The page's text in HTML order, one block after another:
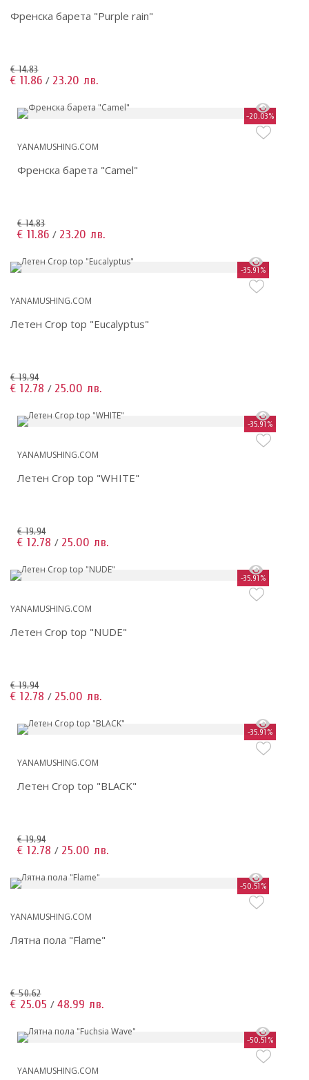
Френска барета "Purple rain"
€ 14.83
€ 11.86 / 23.20 лв.
-20.03%
YANAMUSHING.COM
Френска барета "Camel"
€ 14.83
€ 11.86 / 23.20 лв.
-35.91%
YANAMUSHING.COM
Летен Crop top "Eucalyptus"
€ 19.94
€ 12.78 / 25.00 лв.
-35.91%
YANAMUSHING.COM
Летен Crop top "WHITE"
€ 19.94
€ 12.78 / 25.00 лв.
-35.91%
YANAMUSHING.COM
Летен Crop top "NUDE"
€ 19.94
€ 12.78 / 25.00 лв.
-35.91%
YANAMUSHING.COM
Летен Crop top "BLACK"
€ 19.94
€ 12.78 / 25.00 лв.
-50.51%
YANAMUSHING.COM
Лятна пола "Flame"
€ 50.62
€ 25.05 / 48.99 лв.
-50.51%
YANAMUSHING.COM